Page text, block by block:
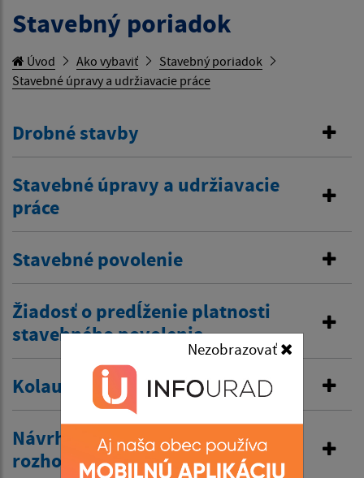
Nezobrazovať
Stavebný poriadok
Úvod Ako vybaviť
Stavebný poriadok
Stavebné úpravy a udržiavacie práce
Drobné stavby
Stavebné úpravy a udržiavacie
práce
Stavebné povolenie
Žiadosť o predĺženie platnosti
stavebného povolenia
Kolaudačné rozhodnutie
Návrh na vydanie územného
rozhodnutia